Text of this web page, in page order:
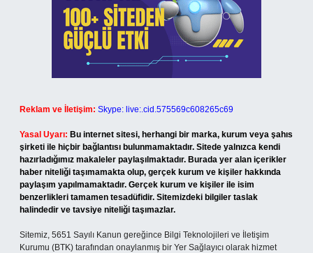
Reklam ve İletişim: Skype: live:.cid.575569c608265c69
Yasal Uyarı: Bu internet sitesi, herhangi bir marka, kurum veya şahıs
şirketi ile hiçbir bağlantısı bulunmamaktadır. Sitede yalnızca kendi
hazırladığımız makaleler paylaşılmaktadır. Burada yer alan içerikler
haber niteliği taşımamakta olup, gerçek kurum ve kişiler hakkında
paylaşım yapılmamaktadır. Gerçek kurum ve kişiler ile isim
benzerlikleri tamamen tesadüfidir. Sitemizdeki bilgiler taslak
halindedir ve tavsiye niteliği taşımazlar.
Sitemiz, 5651 Sayılı Kanun gereğince Bilgi Teknolojileri ve İletişim
Kurumu (BTK) tarafından onaylanmış bir Yer Sağlayıcı olarak hizmet